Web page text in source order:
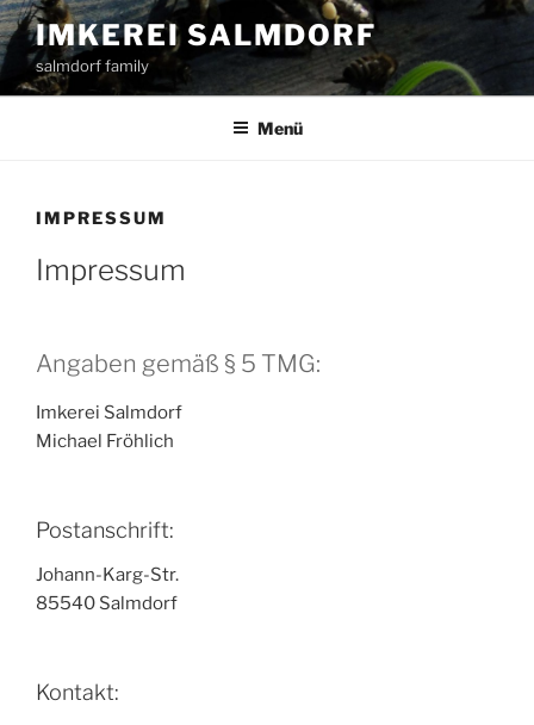
Zum
Inhalt
springen
IMKEREI SALMDORF
salmdorf family
Menü
IMPRESSUM
Impressum
Angaben gemäß § 5 TMG:
Imkerei Salmdorf
Michael Fröhlich
Postanschrift:
Johann-Karg-Str.
85540 Salmdorf
Kontakt: